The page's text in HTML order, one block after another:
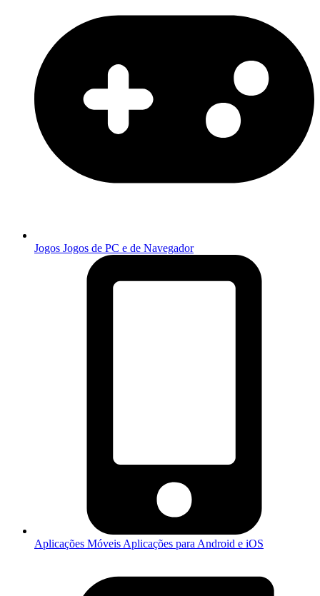
Jogos Jogos de PC e de Navegador
Aplicações Móveis Aplicações para Android e iOS